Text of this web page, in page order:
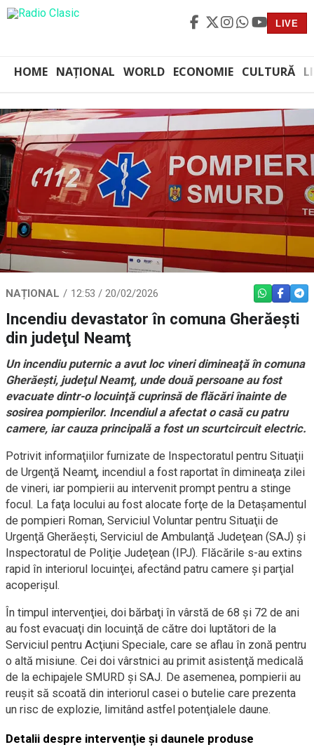
LIVE
HOME NAȚIONAL WORLD ECONOMIE CULTURĂ
NAȚIONAL 12:53 / 20/02/2026 WHATSAPP
Incendiu devastator în comuna Gherăeşti
din judeţul Neamţ
Un incendiu puternic a avut loc vineri dimineaţă în comuna
Gherăeşti, judeţul Neamţ, unde două persoane au fost
evacuate dintr-o locuinţă cuprinsă de flăcări înainte de
sosirea pompierilor. Incendiul a afectat o casă cu patru
camere, iar cauza principală a fost un scurtcircuit electric.
Potrivit informaţiilor furnizate de Inspectoratul pentru Situaţii
de Urgenţă Neamţ, incendiul a fost raportat în dimineaţa zilei
de vineri, iar pompierii au intervenit prompt pentru a stinge
focul. La faţa locului au fost alocate forţe de la Detaşamentul
de pompieri Roman, Serviciul Voluntar pentru Situaţii de
Urgenţă Gherăeşti, Serviciul de Ambulanţă Judeţean (SAJ) şi
Inspectoratul de Poliţie Judeţean (IPJ). Flăcările s-au extins
rapid în interiorul locuinţei, afectând patru camere şi parţial
acoperişul.
În timpul intervenţiei, doi bărbaţi în vârstă de 68 şi 72 de ani
au fost evacuaţi din locuinţă de către doi luptători de la
Serviciul pentru Acţiuni Speciale, care se aflau în zonă pentru
o altă misiune. Cei doi vârstnici au primit asistenţă medicală
de la echipajele SMURD şi SAJ. De asemenea, pompierii au
reuşit să scoată din interiorul casei o butelie care prezenta
un risc de explozie, limitând astfel potenţialele daune.
Detalii despre intervenţie şi daunele produse